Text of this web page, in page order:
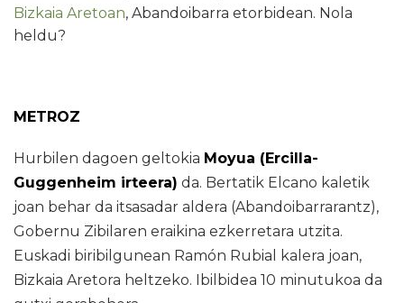
Bizkaia Aretoan, Abandoibarra etorbidean. Nola
heldu?
METROZ
Hurbilen dagoen geltokia Moyua (Ercilla-
Guggenheim irteera) da. Bertatik Elcano kaletik
joan behar da itsasadar aldera (Abandoibarrarantz),
Gobernu Zibilaren eraikina ezkerretara utzita.
Euskadi biribilgunean Ramón Rubial kalera joan,
Bizkaia Aretora heltzeko. Ibilbidea 10 minutukoa da